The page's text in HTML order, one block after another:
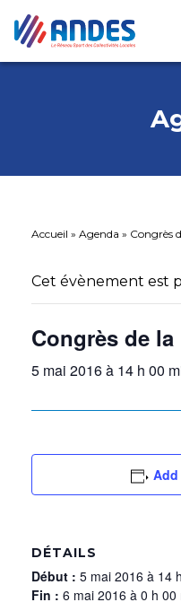
Accueil » Agenda » Congrès
Cet évènement est
Congrès de la
5 mai 2016 à 14 h 00
DÉTAILS
Début : 5 mai 2016 à 14
Fin : 6 mai 2016 à 0 h 00